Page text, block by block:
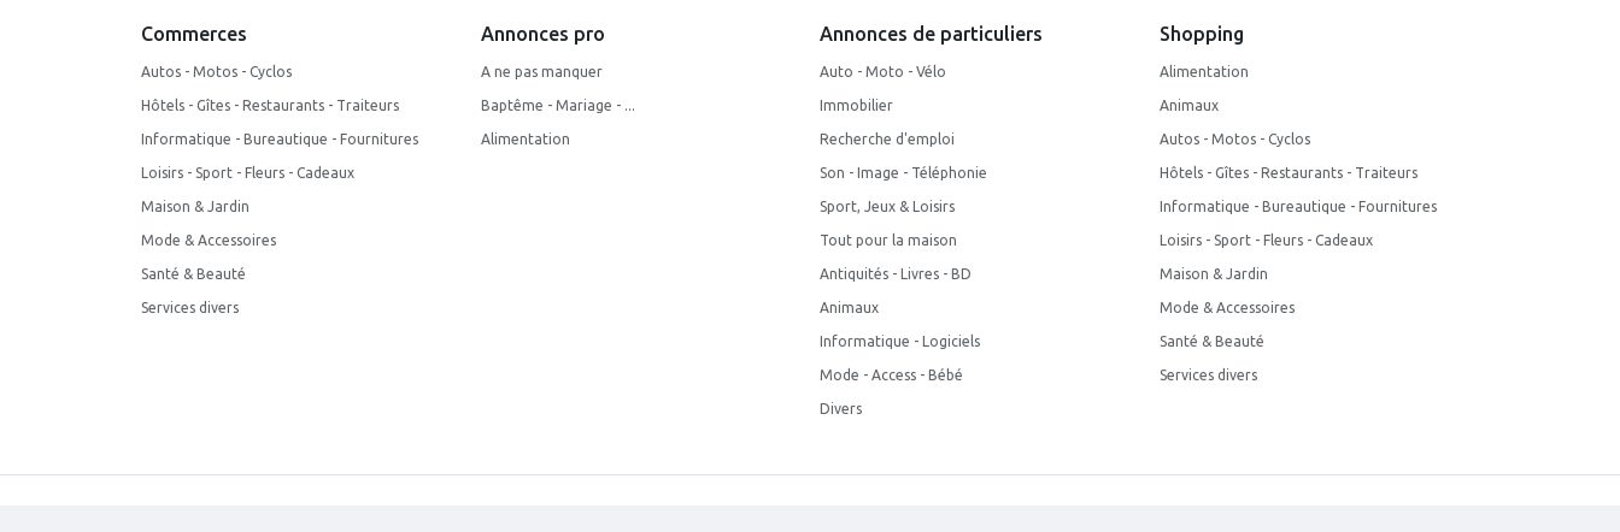
Commerces
Autos - Motos - Cyclos
Hôtels - Gîtes - Restaurants - Traiteurs
Informatique - Bureautique - Fournitures
Loisirs - Sport - Fleurs - Cadeaux
Maison & Jardin
Mode & Accessoires
Santé & Beauté
Services divers
Annonces pro
A ne pas manquer
Baptême - Mariage - ...
Alimentation
Annonces de particuliers
Auto - Moto - Vélo
Immobilier
Recherche d'emploi
Son - Image - Téléphonie
Sport, Jeux & Loisirs
Tout pour la maison
Antiquités - Livres - BD
Animaux
Informatique - Logiciels
Mode - Access - Bébé
Divers
Shopping
Alimentation
Animaux
Autos - Motos - Cyclos
Hôtels - Gîtes - Restaurants - Traiteurs
Informatique - Bureautique - Fournitures
Loisirs - Sport - Fleurs - Cadeaux
Maison & Jardin
Mode & Accessoires
Santé & Beauté
Services divers